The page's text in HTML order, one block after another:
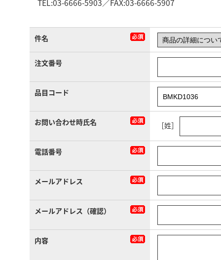
TEL:03-6666-5903／FAX:03-6666-5907
件名
注文番号
品目コード
お問い合わせ時氏名 ［姓］
電話番号
メールアドレス
メールアドレス（確認）
内容